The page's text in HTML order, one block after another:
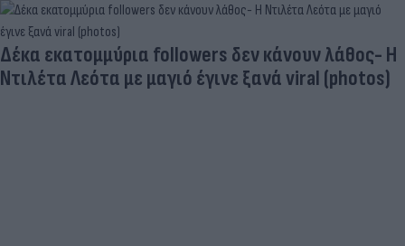
Δέκα εκατομμύρια followers δεν κάνουν λάθος- Η
Ντιλέτα Λεότα με μαγιό έγινε ξανά viral (photos)